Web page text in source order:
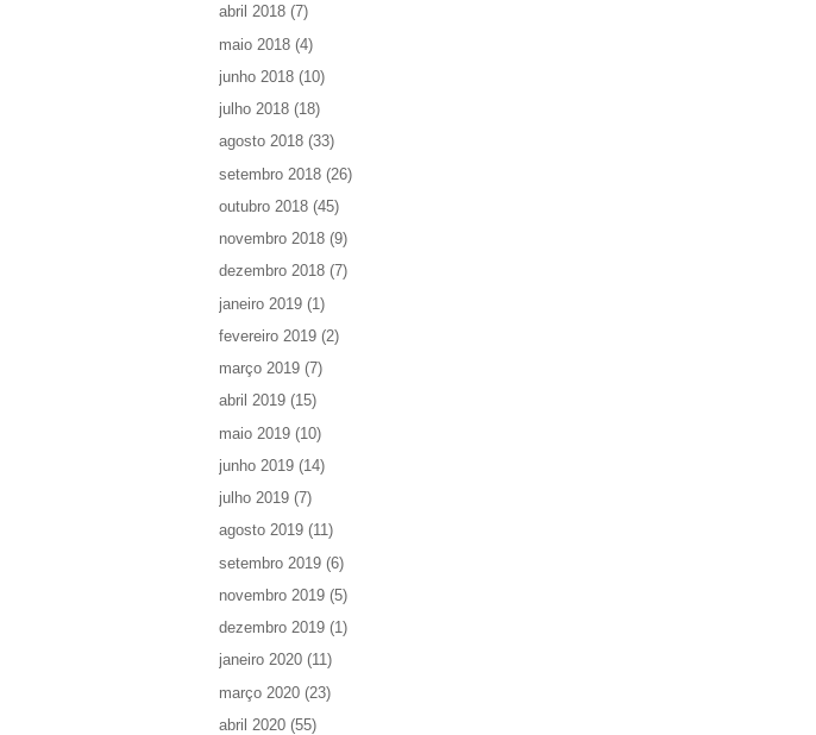
abril 2018 (7)
maio 2018 (4)
junho 2018 (10)
julho 2018 (18)
agosto 2018 (33)
setembro 2018 (26)
outubro 2018 (45)
novembro 2018 (9)
dezembro 2018 (7)
janeiro 2019 (1)
fevereiro 2019 (2)
março 2019 (7)
abril 2019 (15)
maio 2019 (10)
junho 2019 (14)
julho 2019 (7)
agosto 2019 (11)
setembro 2019 (6)
novembro 2019 (5)
dezembro 2019 (1)
janeiro 2020 (11)
março 2020 (23)
abril 2020 (55)